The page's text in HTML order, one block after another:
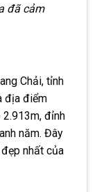
đã cảm
Chải, tỉnh
địa điểm
đỉnh
năm. Đây
nhất của